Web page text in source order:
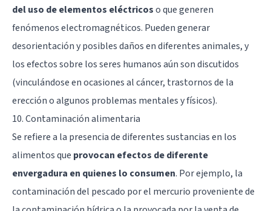
del uso de elementos eléctricoso que generen
fenómenos electromagnéticos. Pueden generar
desorientación y posibles daños en diferentes animales, y
los efectos sobre los seres humanos aún son discutidos
(vinculándose en ocasiones al cáncer, trastornos de la
erección o algunos problemas mentales y físicos).
10. Contaminación alimentaria
Se refiere a la presencia de diferentes sustancias en los
alimentos que provocan efectos de diferente
envergadura en quienes lo consumen. Por ejemplo, la
contaminación del pescado por el mercurio proveniente de